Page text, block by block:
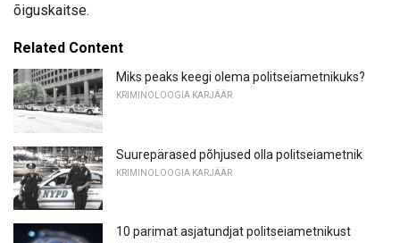
õiguskaitse.
Related Content
Miks peaks keegi olema politseiametnikuks?
KRIMINOLOOGIA KARJÄÄR
Suurepärased põhjused olla politseiametnik
KRIMINOLOOGIA KARJÄÄR
10 parimat asjatundjat politseiametnikust